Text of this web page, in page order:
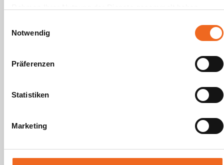
Notwendig
Präferenzen
Statistiken
Marketing
Unterstützung von Kevin, Lara und